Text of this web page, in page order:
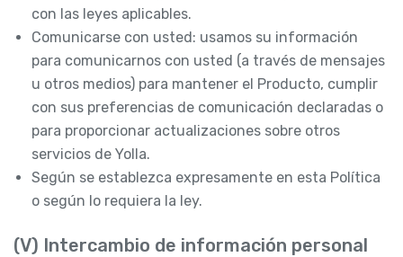
con las leyes aplicables.
Comunicarse con usted: usamos su información
para comunicarnos con usted (a través de mensajes
u otros medios) para mantener el Producto, cumplir
con sus preferencias de comunicación declaradas o
para proporcionar actualizaciones sobre otros
servicios de Yolla.
Según se establezca expresamente en esta Política
o según lo requiera la ley.
(V) Intercambio de información personal